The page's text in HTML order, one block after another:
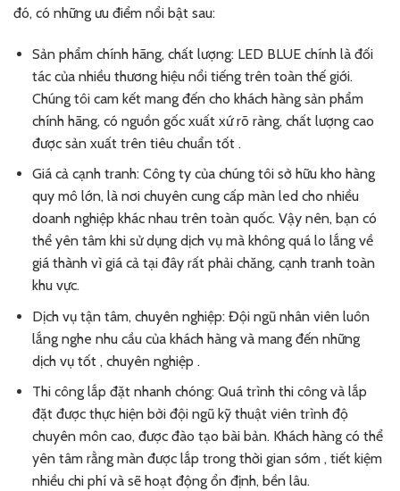
đó, có những ưu điểm nổi bật sau:
Sản phẩm chính hãng, chất lượng: LED BLUE chính là đối
tác của nhiều thương hiệu nổi tiếng trên toàn thế giới.
Chúng tôi cam kết mang đến cho khách hàng sản phẩm
chính hãng, có nguồn gốc xuất xứ rõ ràng, chất lượng cao
được sản xuất trên tiêu chuẩn tốt .
Giá cả cạnh tranh: Công ty của chúng tôi sở hữu kho hàng
quy mô lớn, là nơi chuyên cung cấp màn led cho nhiều
doanh nghiệp khác nhau trên toàn quốc. Vậy nên, bạn có
thể yên tâm khi sử dụng dịch vụ mà không quá lo lắng về
giá thành vì giá cả tại đây rất phải chăng, cạnh tranh toàn
khu vực.
Dịch vụ tận tâm, chuyên nghiệp: Đội ngũ nhân viên luôn
lắng nghe nhu cầu của khách hàng và mang đến những
dịch vụ tốt , chuyên nghiệp .
Thi công lắp đặt nhanh chóng: Quá trình thi công và lắp
đặt được thực hiện bởi đội ngũ kỹ thuật viên trình độ
chuyên môn cao, được đào tạo bài bản. Khách hàng có thể
yên tâm rằng màn được lắp trong thời gian sớm , tiết kiệm
nhiều chi phí và sẽ hoạt động ổn định, bền lâu.